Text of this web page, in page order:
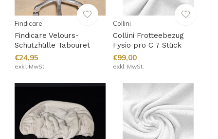
Findicare
Findicare Velours-
Schutzhülle Tabouret
€24,95
exkl. MwSt.
Collini
Collini Frotteebezug
Fysio pro C 7 Stück
€99,00
exkl. MwSt.